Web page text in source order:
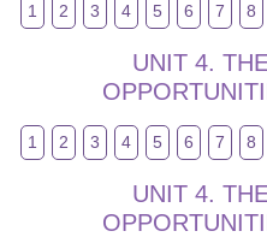
1 2 3 4 5 6 7 8
UNIT 4.
1 2 3 4 5 6 7 8
UNIT 4.